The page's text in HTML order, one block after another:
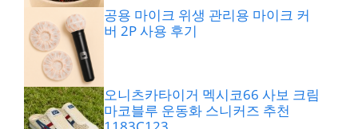
공용 마이크 위생 관리용 마이크 커
버 2P 사용 후기
오니츠카타이거 멕시코66 사보 크림
마코블루 운동화 스니커즈 추천